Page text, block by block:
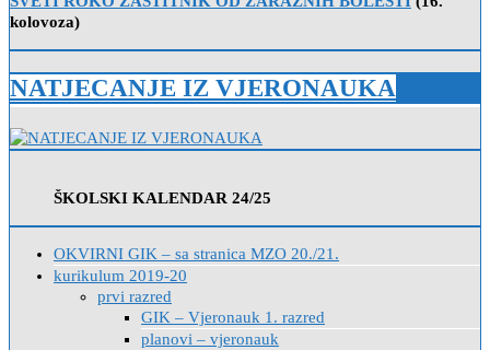
kolovoza)
NATJECANJE IZ VJERONAUKA
ŠKOLSKI KALENDAR 24/25
OKVIRNI GIK – sa stranica MZO 20./21.
kurikulum 2019-20
prvi razred
GIK – Vjeronauk 1. razred
planovi – vjeronauk